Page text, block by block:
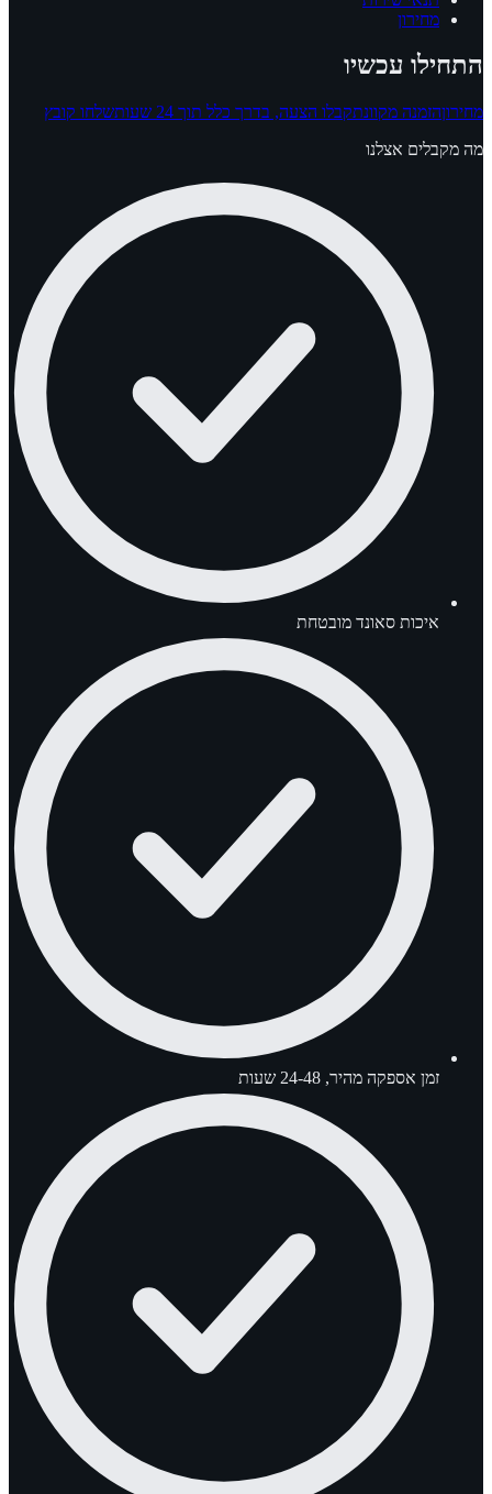
מחירון
התחילו עכשיו
מחירוןהזמנה מקוונתקבלו הצעה, בדרך כלל תוך 24 שעות
שלחו קובץ
מה מקבלים אצלנו
איכות סאונד מובטחת
זמן אספקה מהיר, 24-48 שעות